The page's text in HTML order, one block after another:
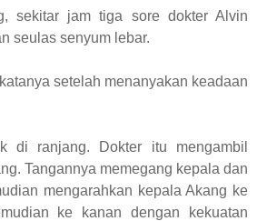
sekitar jam tiga sore dokter Alvin
seulas senyum lebar.
setelah menanyakan keadaan
di ranjang. Dokter itu mengambil
Tangannya memegang kepala dan
mengarahkan kepala Akang ke
ke kanan dengan kekuatan